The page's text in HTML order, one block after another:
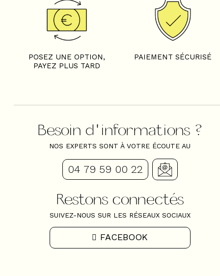
POSEZ UNE OPTION,
PAYEZ PLUS TARD
PAIEMENT SÉCURISÉ
Besoin d'informations ?
NOS EXPERTS SONT À VOTRE ÉCOUTE AU
04 79 59 00 22
Restons connectés
SUIVEZ-NOUS SUR LES RÉSEAUX SOCIAUX
FACEBOOK